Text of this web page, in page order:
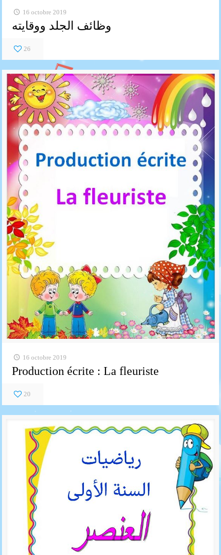
16 octobre 2019
وظائف الجلد ووقايته
26
16 octobre 2019
Production écrite : La fleuriste
20